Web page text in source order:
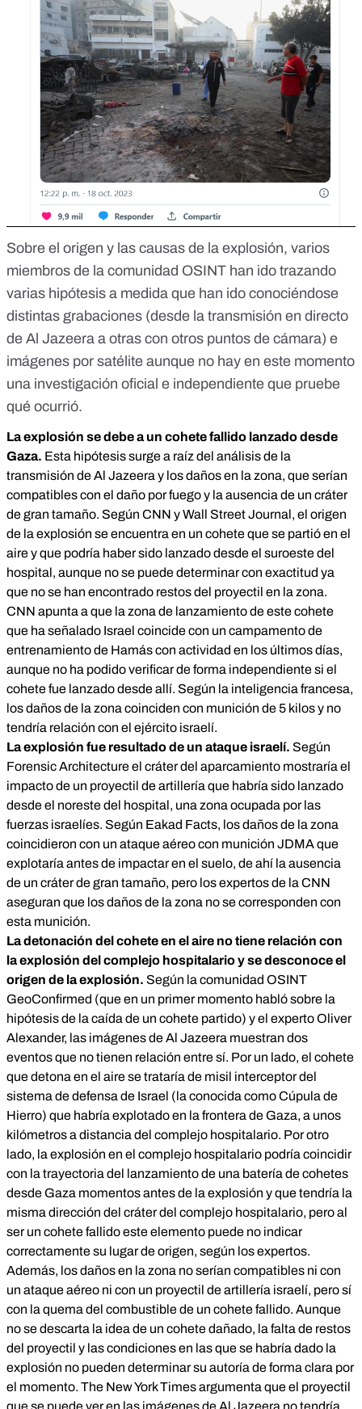
Sobre el origen y las causas de la explosión, varios
miembros de la comunidad OSINT han ido trazando
varias hipótesis a medida que han ido conociéndose
distintas grabaciones (desde la transmisión en directo
de Al Jazeera a otras con otros puntos de cámara) e
imágenes por satélite aunque no hay en este momento
una investigación oficial e independiente que pruebe
qué ocurrió.
La explosión se debe a un cohete fallido lanzado desde
Gaza. Esta hipótesis surge a raíz del análisis de la
transmisión de Al Jazeera y los daños en la zona, que serían
compatibles con el daño por fuego y la ausencia de un cráter
de gran tamaño. Según CNN yWall Street Journal, el origen
de la explosión se encuentra en un cohete que se partió en el
aire y que podría haber sido lanzado desde el suroeste del
hospital, aunque no se puede determinar con exactitud ya
que no se han encontrado restos del proyectil en la zona.
CNN apunta a que la zona de lanzamiento de este cohete
que ha señalado Israel coincide con un campamento de
entrenamiento de Hamás con actividad en los últimos días,
aunque no ha podido verificar de forma independiente si el
cohete fue lanzado desde allí. Según la inteligencia francesa,
los daños de la zona coinciden con munición de 5 kilos y no
tendría relación con el ejército israelí.
La explosión fue resultado de un ataque israelí. Según
Forensic Architectureel cráter del aparcamiento mostraría el
impacto de un proyectil de artillería que habría sido lanzado
desde el noreste del hospital, una zona ocupada por las
fuerzas israelíes. Según Eakad Facts, los daños de la zona
coincidieron con un ataque aéreo con munición JDMA que
explotaría antes de impactar en el suelo, de ahí la ausencia
de un cráter de gran tamaño, pero los expertos de la CNN
aseguran que los daños de la zona no se corresponden con
esta munición.
La detonación del cohete en el aire no tiene relación con
la explosión del complejo hospitalario y se desconoce el
origen de la explosión. Según la comunidad OSINT
GeoConfirmed (que en un primer momento habló sobre la
hipótesis de la caída de un cohete partido) y el expertoOliver
Alexander, las imágenes de Al Jazeera muestran dos
eventos que no tienen relación entre sí. Por un lado, el cohete
que detona en el aire se trataría de misil interceptor del
sistema de defensa de Israel (la conocida comoCúpula de
Hierro) que habría explotado en la frontera de Gaza, a unos
kilómetros a distancia del complejo hospitalario. Por otro
lado, la explosión en el complejo hospitalario podría coincidir
con la trayectoria del lanzamiento de una batería de cohetes
desde Gaza momentos antes de la explosión y que tendría la
misma dirección del cráter del complejo hospitalario, pero al
ser un cohete fallido este elemento puede no indicar
correctamente su lugar de origen, según los expertos.
Además, los daños en la zona no serían compatibles ni con
un ataque aéreo ni con un proyectil de artillería israelí, pero sí
con la quema del combustible de un cohete fallido. Aunque
no se descarta la idea de un cohete dañado, la falta de restos
del proyectil y las condiciones en las que se habría dado la
explosión no pueden determinar su autoría de forma clara por
el momento. The New York Timesargumenta que el proyectil
que se puede ver en las imágenes de Al Jazeera no tendría